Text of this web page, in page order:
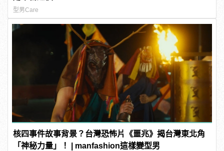
型男Care
核四事件故事背景？台灣恐怖片《噩兆》揭台灣東北角
「神秘力量」！ | manfashion這樣變型男